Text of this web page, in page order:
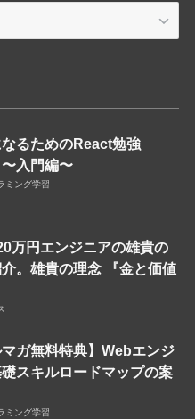
るためのReact勉強
入門編〜
ミング学習
万円エンジニアの雄貴の
。雄貴の理念 『金と価値
マガ無料特典】Webエンジ
スキルロードマップの案
ミング学習